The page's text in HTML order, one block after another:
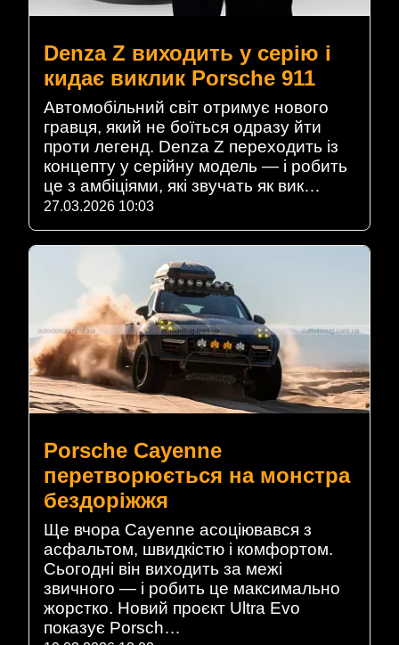
Denza Z виходить у серію і
кидає виклик Porsche 911
Автомобільний світ отримує нового
гравця, який не боїться одразу йти
проти легенд. Denza Z переходить із
концепту у серійну модель — і робить
це з амбіціями, які звучать як вик…
27.03.2026 10:03
Porsche Cayenne
перетворюється на монстра
бездоріжжя
Ще вчора Cayenne асоціювався з
асфальтом, швидкістю і комфортом.
Сьогодні він виходить за межі
звичного — і робить це максимально
жорстко. Новий проєкт Ultra Evo
показує Porsch…